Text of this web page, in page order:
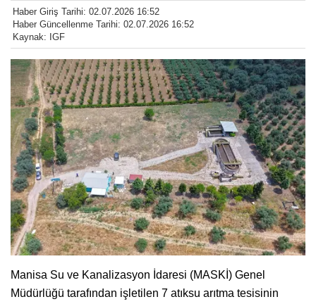
Haber Giriş Tarihi: 02.07.2026 16:52
Haber Güncellenme Tarihi: 02.07.2026 16:52
Kaynak: IGF
Manisa Su ve Kanalizasyon İdaresi (MASKİ) Genel
Müdürlüğü tarafından işletilen 7 atıksu arıtma tesisinin